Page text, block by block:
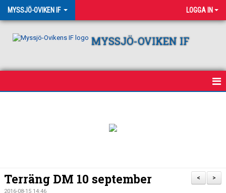
MYSSJÖ-OVIKEN IF LOGGA IN
MYSSJÖ-OVIKEN IF
KALENDER
>
<
Terräng DM 10 september
2016-08-15 14:46